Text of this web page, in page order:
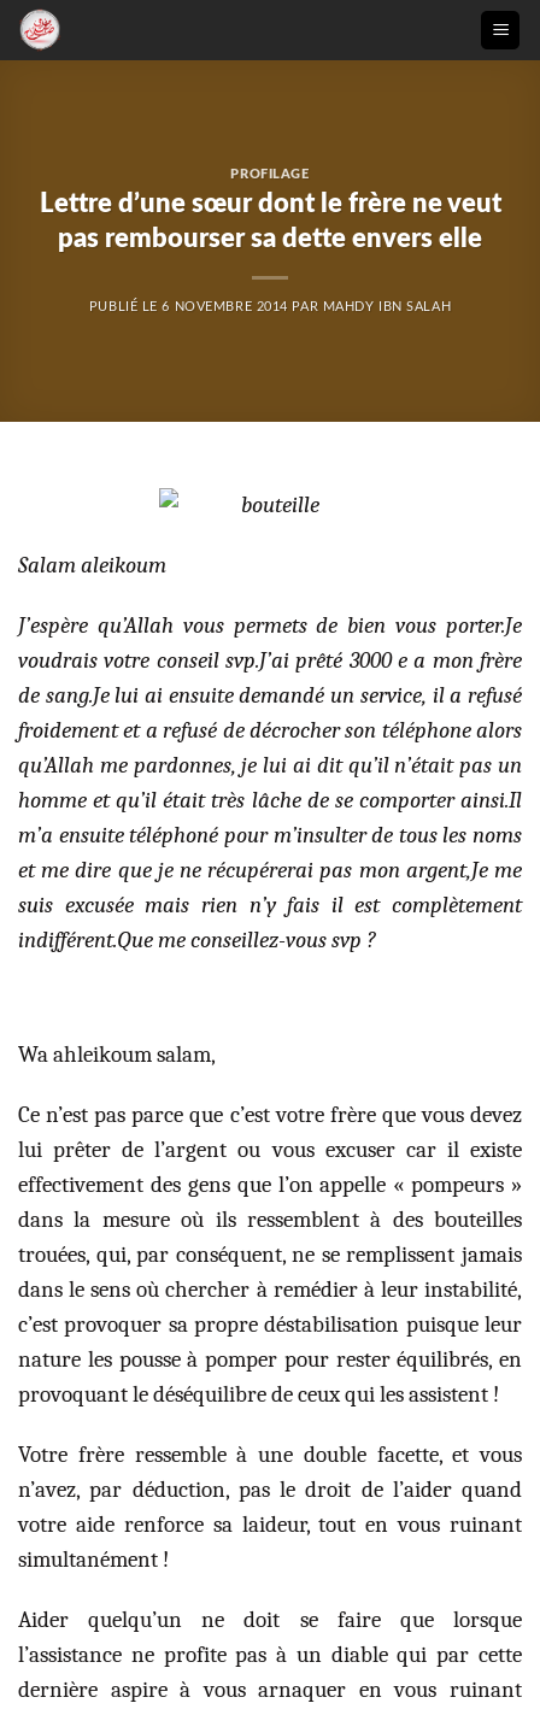
Passer
PROFILAGE
Lettre d’une sœur dont le frère ne veut
pas rembourser sa dette envers elle
PUBLIÉ LE6 NOVEMBRE 2014 PAR MAHDY IBN SALAH
Salam aleikoum
J’espère qu’Allah vous permets de bien vous porter.Je
voudrais votre conseil svp.J’ai prêté 3000 e a mon frère
de sang.Je lui ai ensuite demandé un service, il a refusé
froidement et a refusé de décrocher son téléphone alors
qu’Allah me pardonnes, je lui ai dit qu’il n’était pas un
homme et qu’il était très lâche de se comporter ainsi.Il
m’a ensuite téléphoné pour m’insulter de tous les noms
et me dire que je ne récupérerai pas mon argent,Je me
suis excusée mais rien n’y fais il est complètement
indifférent.Que me conseillez-vous svp ?
Wa ahleikoum salam,
Ce n’est pas parce que c’est votre frère que vous devez
lui prêter de l’argent ou vous excuser car il existe
effectivement des gens que l’on appelle « pompeurs »
dans la mesure où ils ressemblent à des bouteilles
trouées, qui, par conséquent, ne se remplissent jamais
dans le sens où chercher à remédier à leur instabilité,
c’est provoquer sa propre déstabilisation puisque leur
nature les pousse à pomper pour rester équilibrés, en
provoquant le déséquilibre de ceux qui les assistent !
Votre frère ressemble à une double facette, et vous
n’avez, par déduction, pas le droit de l’aider quand
votre aide renforce sa laideur, tout en vous ruinant
simultanément !
Aider quelqu’un ne doit se faire que lorsque
l’assistance ne profite pas à un diable qui par cette
dernière aspire à vous arnaquer en vous ruinant